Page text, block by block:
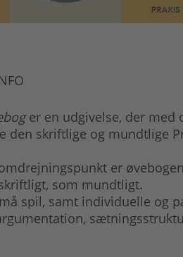
er en udgivelse, der med
den skriftlige og mundtlige
er
som mundtligt.
spil, samt individuelle og